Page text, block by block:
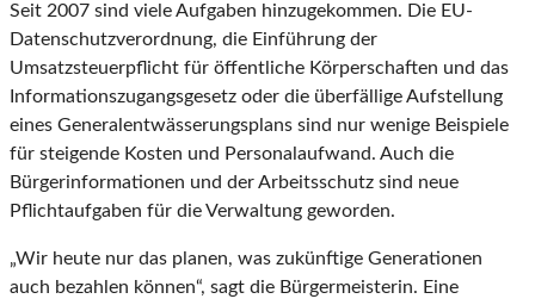
Seit 2007 sind viele Aufgaben hinzugekommen. Die EU-
Datenschutzverordnung, die Einführung der
Umsatzsteuerpflicht für öffentliche Körperschaften und das
Informationszugangsgesetz oder die überfällige Aufstellung
eines Generalentwässerungsplans sind nur wenige Beispiele
für steigende Kosten und Personalaufwand. Auch die
Bürgerinformationen und der Arbeitsschutz sind neue
Pflichtaufgaben für die Verwaltung geworden.
„Wir heute nur das planen, was zukünftige Generationen
auch bezahlen können“, sagt die Bürgermeisterin. Eine